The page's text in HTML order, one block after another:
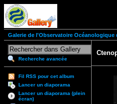
Galerie de l'Observatoire Océanologique
Recherche avancée
Fil RSS pour cet album
Lancer un diaporama
Lancer un diaporama (plein
écran)